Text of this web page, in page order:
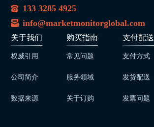
133 3285 4925
info@marketmonitorglobal.com
关于我们
权威引用
公司简介
数据来源
购买指南
常见问题
服务领域
关于订购
支付配送
支付方式
发货配送
发票问题